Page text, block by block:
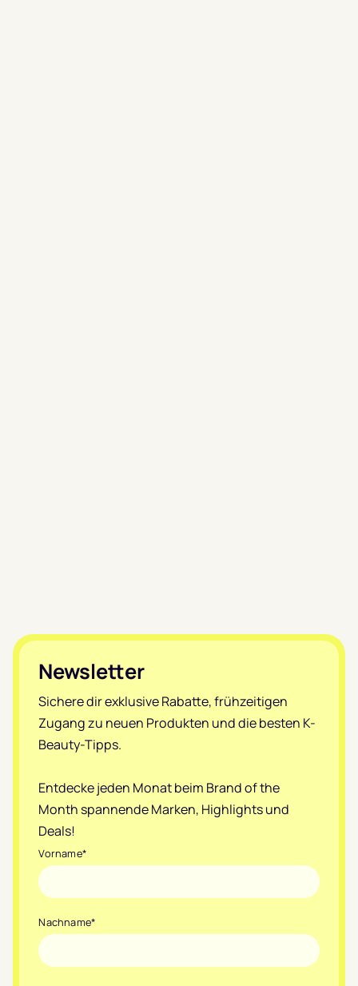
Footer
Newsletter
Sichere dir exklusive Rabatte, frühzeitigen
Zugang zu neuen Produkten und die besten K-
Beauty-Tipps.
Entdecke jeden Monat beim Brand of the
Month spannende Marken, Highlights und
Deals!
Vorname*
Nachname*